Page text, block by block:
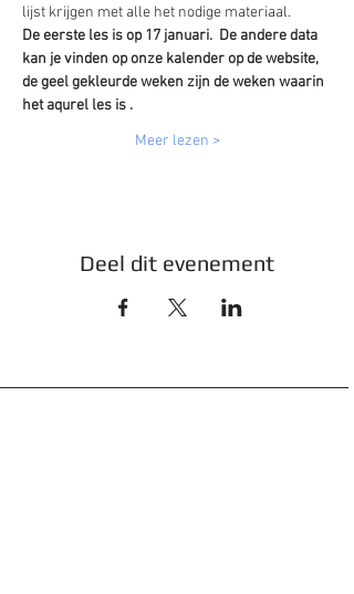
lijst krijgen met alle het nodige materiaal.
De eerste les is op 17 januari.  De andere data
kan je vinden op onze kalender op de website,
de geel gekleurde weken zijn de weken waarin
het aqurel les is .
Meer lezen >
Deel dit evenement